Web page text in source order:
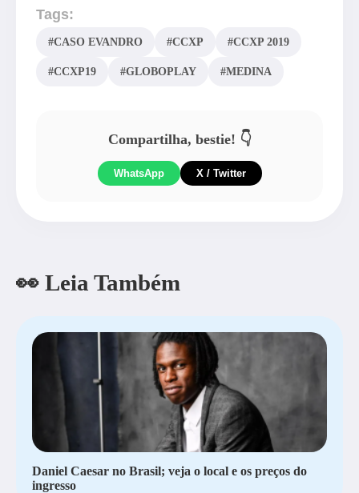
Tags:
#CASO EVANDRO #CCXP #CCXP 2019
#CCXP19 #GLOBOPLAY #MEDINA
Compartilha, bestie! 👇
WhatsApp X / Twitter
👀 Leia Também
Daniel Caesar no Brasil; veja o local e os preços do
ingresso